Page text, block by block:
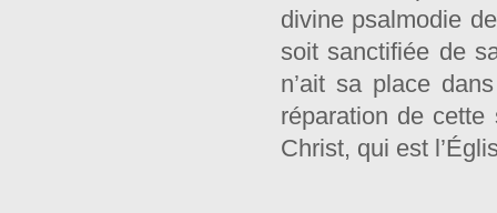
divine psalmodie
soit sanctifiée de
n’ait sa place
réparation de
Christ, qui est